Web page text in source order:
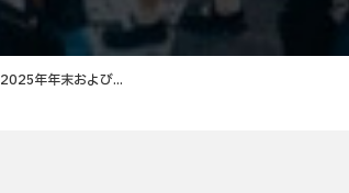
2025年年末および...